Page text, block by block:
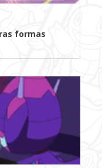
formas